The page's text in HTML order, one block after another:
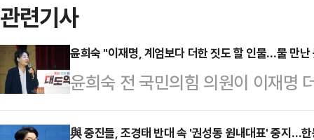
관련기사
윤희숙 "이재명, 계엄보다 더한 짓도 할 인물…물 만난
윤희숙 전 국민의힘 의원이 이재명
통령 놀이를 시작했다"며 원색적으
與 중진들, 조경태 반대 속 '권성동 원내대표' 중지…